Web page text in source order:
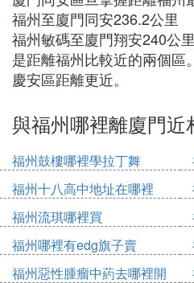
福州至廈門同安236.2公里
福州敏碼至廈門翔安240公
是距離福州比較近的兩個區
慶安區距離更近。
與福州哪裡離廈門近
福州鼓樓哪裡學拉丁舞
福州十八高中地址在哪裡
福州流琪哪裡買
福州哪裡有edg旗子賣
福州惡性腫瘤中葯去哪裡開